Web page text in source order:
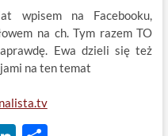
wpisem na Facebooku,
na ch. Tym razem TO
Ewa dzieli się też
na ten temat